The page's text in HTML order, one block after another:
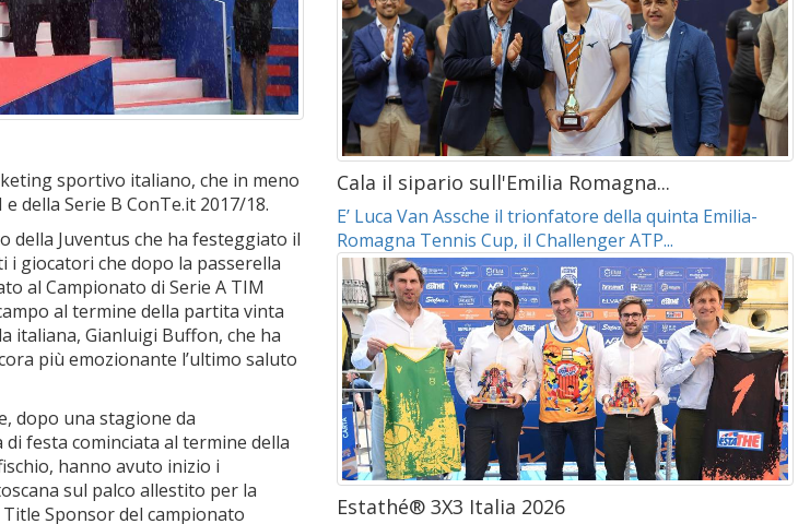
sportivo italiano, che in meno
della Serie B ConTe.it 2017/18.
della Juventus che ha festeggiato il
giocatori che dopo la passerella
al Campionato di Serie A TIM
al termine della partita vinta
italiana, Gianluigi Buffon, che ha
più emozionante l’ultimo saluto
dopo una stagione da
festa cominciata al termine della
hanno avuto inizio i
sul palco allestito per la
Sponsor del campionato
Cala il sipario sull'Emilia Romagna...
E’ Luca Van Assche il trionfatore della quinta Emilia-
Romagna Tennis Cup, il Challenger ATP...
Estathé® 3X3 Italia 2026